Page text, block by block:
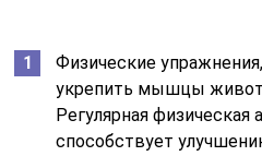
Физические
укрепить мышцы
Регулярная
способствует